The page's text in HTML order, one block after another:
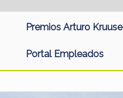
Premios Arturo Kruuse
Portal Empleados